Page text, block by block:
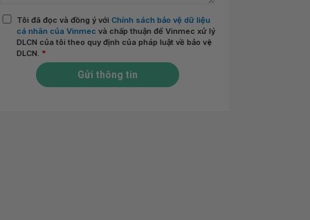
Tôi đã đọc và đồng ý với Chính sách bảo vệ dữ liệu
cá nhân của Vinmec và chấp thuận để Vinmec xử lý
DLCN của tôi theo quy định của pháp luật về bảo vệ
DLCN. *
Gửi thông tin